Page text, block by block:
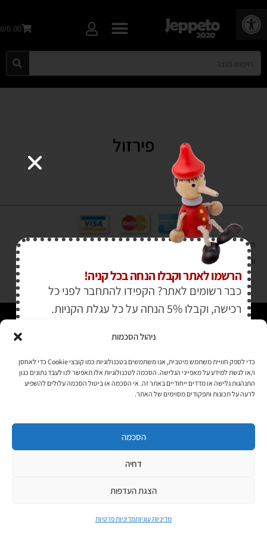
פתח סרגל נגישות
ניהול הסכמות
כדי לספק חוויית משתמש מיטבית, אנו משתמשים בטכנולוגיות כמו קובצי Cookie כדי לאחסן
ו/או לגשת למידע על מאפייני הגלישה. הסכמה לטכנולוגיות אלו תאפשר לנו לעבד נתונים כגון
התנהגות גלישה או מדדים ייחודיים באתר זה. אי הסכמה או ביטול הסכמה עלולים להשפיע
לרעה על תכונות ותפקודים מסוימים של האתר.
הסכמה
דחיה
הצגת העדפות
מדיניות עוגיותמדיניות פרטיות
₪0.00
פירזול
הרכישה באתר באמצעות כרטיס אשראי מאובטחת במפתח הצפנה EV SSL
והעומד בתקן אבטחה PCI DSS Level-1
לתקנון האתר»
תהיו בקשר
רוצים לקבל מידי פעם מידע? מקסימום פעם בחודש. בלי פרסומות ובלי
להטריד. רק טיפים לשימושכם, מידע על דברים חדשים בחנות, מבצעים
וכדומה. מוזמנים להקליד את כתובת המייל שלכם:
Copyright © All rights ReservedJEPPETO 2020
PushUp | Digital Marketing
הרשמו לאתר וקבלו הנחה בכל קניה!
כבר רשומים לאתר? הקפידו להתחבר לפני כל
רכישה, וקבלו 5% הנחה על כל עגלת הקניות.
הירשמו עכשיו כאן»
,וכבר מהעסקה הקרובה תזכו
גם אתם בהנחת החברים שלנו